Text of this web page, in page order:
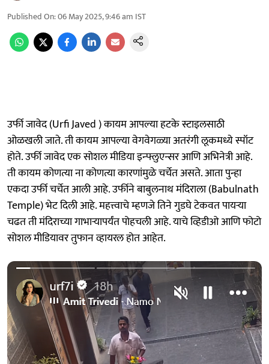
Published On:06 May 2025, 9:46 am IST
उर्फी जावेद (Urfi Javed ) कायम आपल्या हटके स्टाइलसाठी
ओळखली जाते. ती कायम आपल्या वेगवेगळ्या अतरंगी लूकमध्ये स्पॉट
होते. उर्फी जावेद एक सोशल मीडिया इन्फ्लुएन्सर आणि अभिनेत्री आहे.
ती कायम कोणत्या ना कोणत्या कारणांमुळे चर्चेत असते. आता पुन्हा
एकदा उर्फी चर्चेत आली आहे. उर्फीने बाबुलनाथ मंदिराला (Babulnath
Temple) भेट दिली आहे. महत्त्वाचे म्हणजे तिने गुडघे टेकवत पायऱ्या
चढत ती मंदिराच्या गाभाऱ्यापर्यंत पोहचली आहे. याचे व्हिडीओ आणि फोटो
सोशल मीडियावर तुफान व्हायरल होत आहेत.